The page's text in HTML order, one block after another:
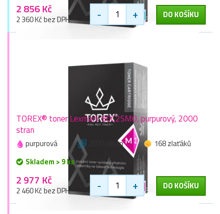
2 856 Kč
2 360 Kč bez DPH - + DO KOŠÍKU
TOREX® toner Lexmark 80C2SM0, purpurový, 2000
stran
purpurová 2000 stran
168 zlaťáků
Skladem > 9 ks
2 977 Kč
2 460 Kč bez DPH - + DO KOŠÍKU